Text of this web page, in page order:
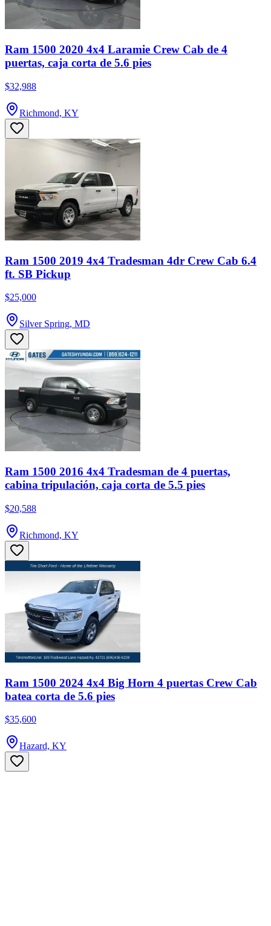
Ram 1500 2020 4x4 Laramie Crew Cab de 4
puertas, caja corta de 5.6 pies
$32,988
Richmond, KY
Ram 1500 2019 4x4 Tradesman 4dr Crew Cab 6.4
ft. SB Pickup
$25,000
Silver Spring, MD
Ram 1500 2016 4x4 Tradesman de 4 puertas,
cabina tripulación, caja corta de 5.5 pies
$20,588
Richmond, KY
Ram 1500 2024 4x4 Big Horn 4 puertas Crew Cab
batea corta de 5.6 pies
$35,600
Hazard, KY